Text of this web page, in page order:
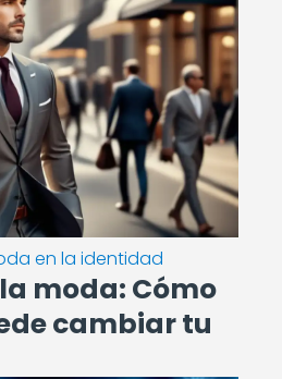
en la identidad
moda: Cómo
cambiar tu